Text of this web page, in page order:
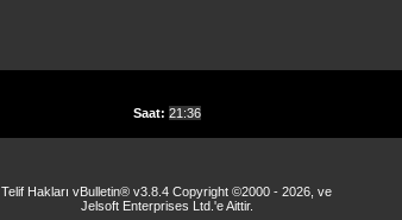
Saat: 21:36
Telif Hakları vBulletin® v3.8.4 Copyright ©2000 - 2026, ve
Jelsoft Enterprises Ltd.'e Aittir.